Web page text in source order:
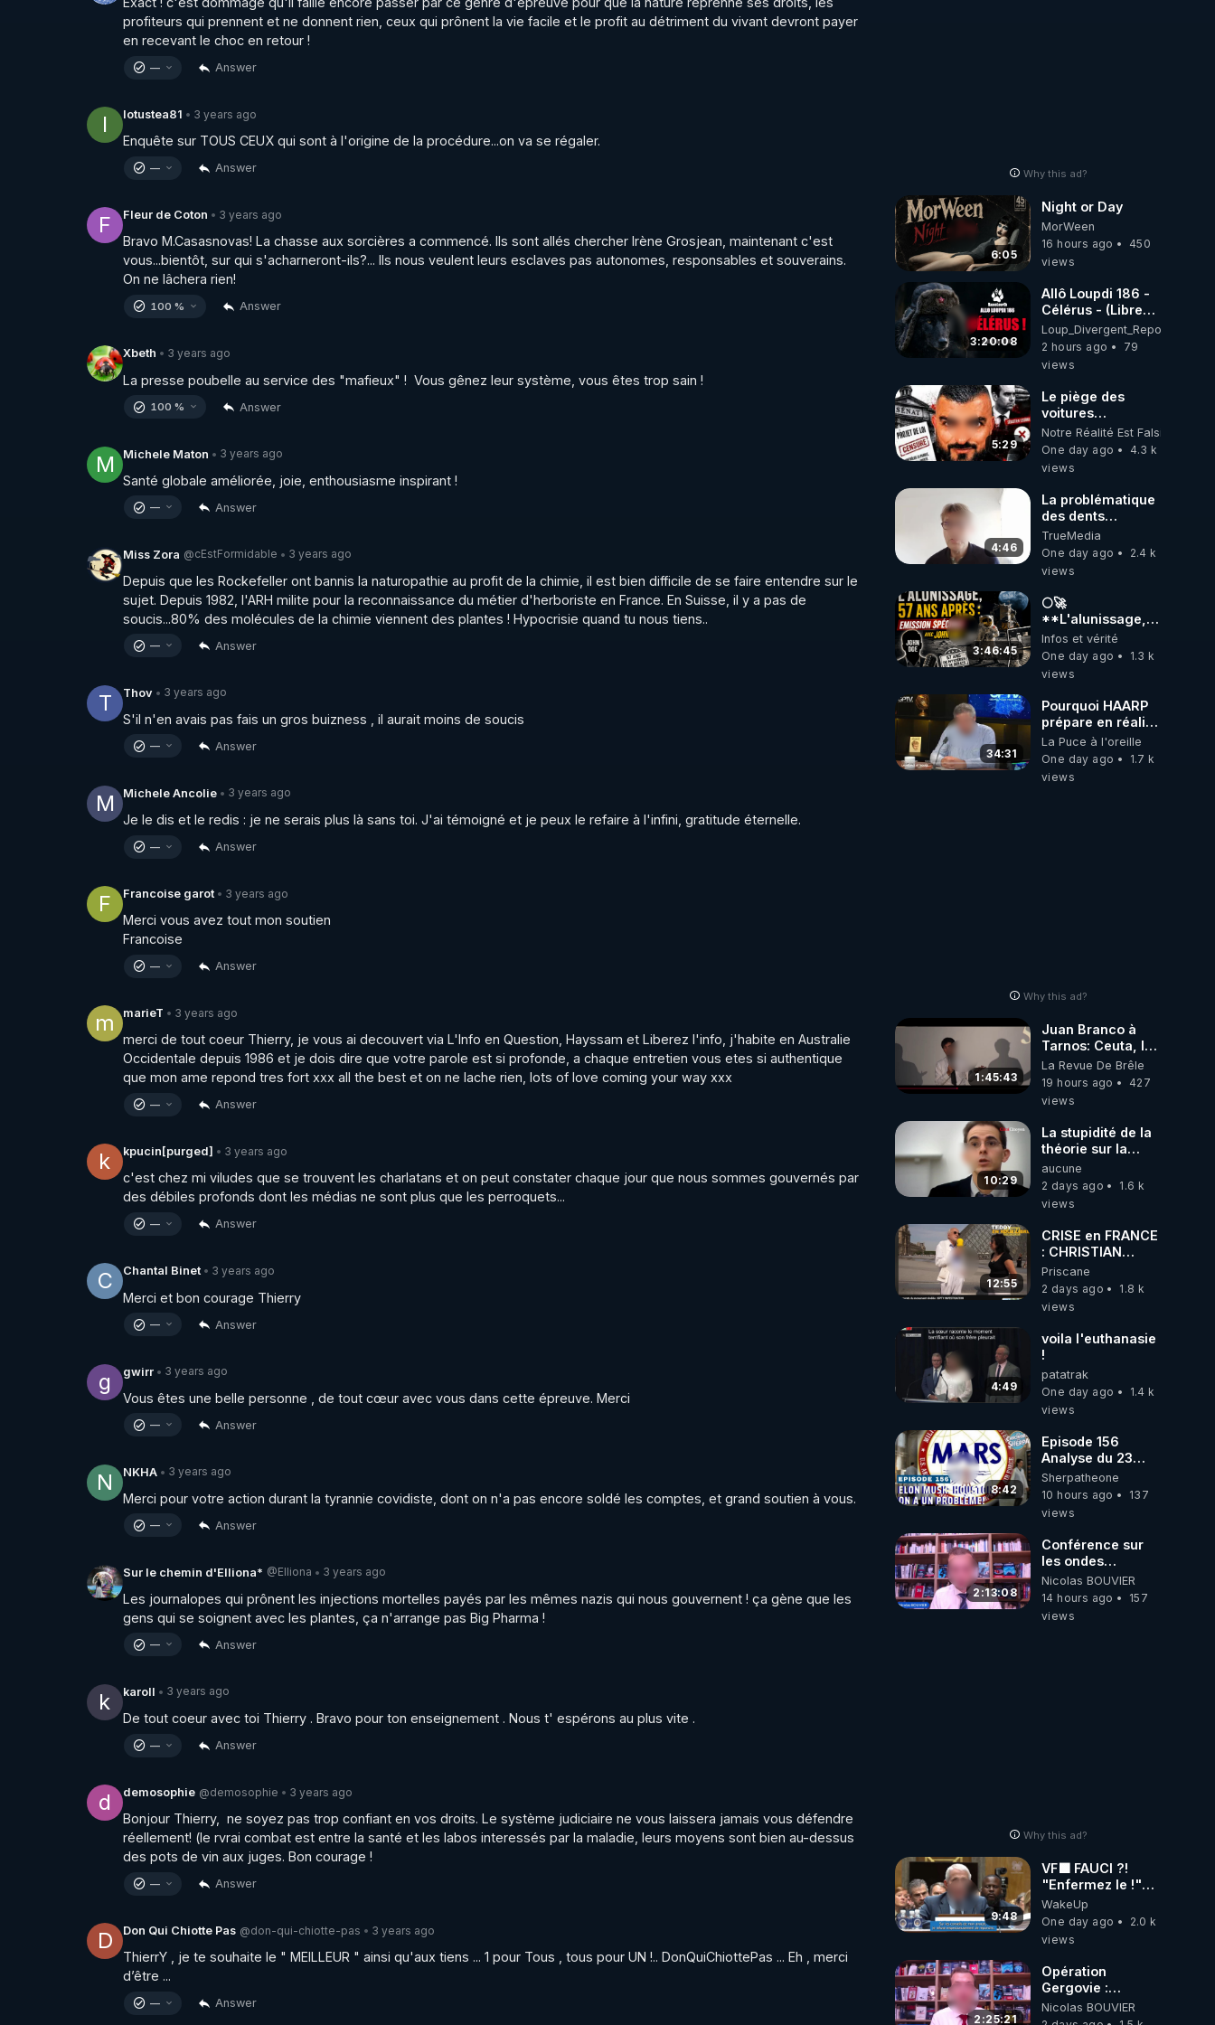
Découvrez l'extracteur REVO 830 Kuvings  avec le code réduction de 10 % sur toute la boutique Warmcook:
▶ Code REGENERE10 // Rendez vous sur
noir-mat.html
Méditez avec l'incroyable application de régénération, Envol.app
▶ Code REGENERE // Rendez vous sur https://www.envol.app/code
________________
▶ Instagram  : https://www.instagram.com/Thierrycasasnovas_rgnr
▶ Nouveau ! Twitter : https://twitter.com/thierrycas
profiteurs qui prennent et ne donnent rien, ceux qui prônent la vie facile et le profit au détriment du vivant devront payer
en recevant le choc en retour !
— Answer
l lotustea81 • 3 years ago
Enquête sur TOUS CEUX qui sont à l'origine de la procédure...on va se régaler.
— Answer
F Fleur de Coton • 3 years ago
Bravo M.Casasnovas! La chasse aux sorcières a commencé. Ils sont allés chercher Irène Grosjean, maintenant c'est
vous...bientôt, sur qui s'acharneront-ils?... Ils nous veulent leurs esclaves pas autonomes, responsables et souverains.
On ne lâchera rien!
100 % Answer
Xbeth • 3 years ago
La presse poubelle au service des "mafieux" !  Vous gênez leur système, vous êtes trop sain !
100 % Answer
M Michele Maton • 3 years ago
Santé globale améliorée, joie, enthousiasme inspirant !
— Answer
Miss Zora @cEstFormidable • 3 years ago
Depuis que les Rockefeller ont bannis la naturopathie au profit de la chimie, il est bien difficile de se faire entendre sur le
sujet. Depuis 1982, l'ARH milite pour la reconnaissance du métier d'herboriste en France. En Suisse, il y a pas de
soucis...80% des molécules de la chimie viennent des plantes ! Hypocrisie quand tu nous tiens..
— Answer
T Thov • 3 years ago
S'il n'en avais pas fais un gros buizness , il aurait moins de soucis
— Answer
M Michele Ancolie • 3 years ago
Je le dis et le redis : je ne serais plus là sans toi. J'ai témoigné et je peux le refaire à l'infini, gratitude éternelle.
— Answer
F Francoise garot • 3 years ago
Merci vous avez tout mon soutien
Francoise
— Answer
m marieT • 3 years ago
merci de tout coeur Thierry, je vous ai decouvert via L'Info en Question, Hayssam et Liberez l'info, j'habite en Australie
Occidentale depuis 1986 et je dois dire que votre parole est si profonde, a chaque entretien vous etes si authentique
que mon ame repond tres fort xxx all the best et on ne lache rien, lots of love coming your way xxx
— Answer
k kpucin[purged] • 3 years ago
c'est chez mi viludes que se trouvent les charlatans et on peut constater chaque jour que nous sommes gouvernés par
des débiles profonds dont les médias ne sont plus que les perroquets...
— Answer
C Chantal Binet • 3 years ago
Merci et bon courage Thierry
— Answer
g gwirr • 3 years ago
Vous êtes une belle personne , de tout cœur avec vous dans cette épreuve. Merci
— Answer
N NKHA • 3 years ago
Merci pour votre action durant la tyrannie covidiste, dont on n'a pas encore soldé les comptes, et grand soutien à vous.
— Answer
Sur le chemin d'Elliona* @Elliona • 3 years ago
Les journalopes qui prônent les injections mortelles payés par les mêmes nazis qui nous gouvernent ! ça gène que les
gens qui se soignent avec les plantes, ça n'arrange pas Big Pharma !
— Answer
k karoll • 3 years ago
De tout coeur avec toi Thierry . Bravo pour ton enseignement . Nous t' espérons au plus vite .
— Answer
d demosophie @demosophie • 3 years ago
Bonjour Thierry,  ne soyez pas trop confiant en vos droits. Le système judiciaire ne vous laissera jamais vous défendre
réellement! (le rvrai combat est entre la santé et les labos interessés par la maladie, leurs moyens sont bien au-dessus
des pots de vin aux juges. Bon courage !
— Answer
D Don Qui Chiotte Pas @don-qui-chiotte-pas • 3 years ago
ThierrY , je te souhaite le " MEILLEUR " ainsi qu'aux tiens ... 1 pour Tous , tous pour UN !.. DonQuiChiottePas ... Eh , merci
d’être ...
— Answer
Why this ad?
6:05
Night or Day
MorWeen
16 hours ago
450
views
3:20:08
Allô Loupdi 186 -
Célérus - (Libre
Antenne) - Loup
Divergent
2026.08.06
Loup_Divergent_Reposts
2 hours ago
79
views
5:29
Le piège des
voitures
électriques se
referme sur les
usagers !
Notre Réalité Est Falsifiée Et
One day ago
4.3 k
views
4:46
La problématique
des dents
dévitalisées et
des implants
TrueMedia
One day ago
2.4 k
views
3:46:45
🌕🚀
**L'alunissage,
57 ans après :
Émission spéciale
avec John Doe
Infos et vérité
One day ago
1.3 k
views
34:31
Pourquoi HAARP
prépare en réalité
un CHAOS
climatique, on
répond
La Puce à l'oreille
One day ago
1.7 k
views
Why this ad?
1:45:43
Juan Branco à
Tarnos: Ceuta, le
narcotrafic et le
pouvoir en France
La Revue De Brêle
19 hours ago
427
views
10:29
La stupidité de la
théorie sur la
responsabilité de
l’homme
concernant le
carbone.
aucune
2 days ago
1.6 k
views
12:55
CRISE en FRANCE
: CHRISTIAN
COTTEN FAIT une
étrange
découverte
Priscane
2 days ago
1.8 k
views
4:49
voila l'euthanasie
!
patatrak
One day ago
1.4 k
views
8:42
Episode 156
Analyse du 23
février 2025 Elon
Musk : Houston ,
on a un problème
Sherpatheone
10 hours ago
137
views
2:13:08
Conférence sur
les ondes
électromagnétiques
par Grégoire
Caustru et Bart de
Nicolas BOUVIER
14 hours ago
157
views
Why this ad?
9:48
VF🟩 FAUCI ?!
"Enfermez le !"
(Lock him up!) -
Quartz Traduction
WakeUp
One day ago
2.0 k
views
2:25:21
Opération
Gergovie :
‪@38resistancegauloise‬
‪@MarionSigautOfficiel‬
Nicolas BOUVIER